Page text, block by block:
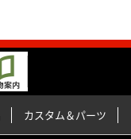
カスタム＆パーツ